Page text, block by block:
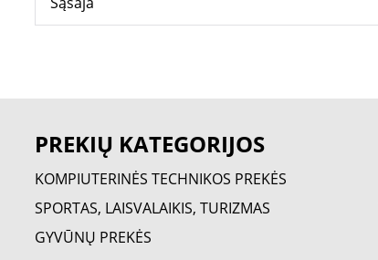
PREKIŲ KATEGORIJOS
KOMPIUTERINĖS TECHNIKOS PREKĖS
SPORTAS, LAISVALAIKIS, TURIZMAS
GYVŪNŲ PREKĖS